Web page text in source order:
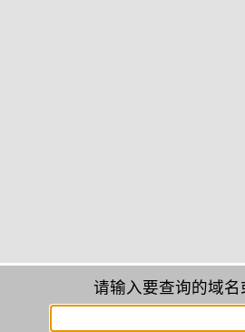
请输入要查询的域名